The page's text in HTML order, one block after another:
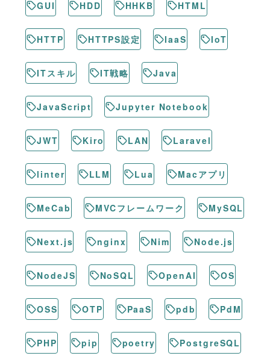
GUI HDD HHKB HTML
HTTP HTTPS設定 IaaS IoT
ITスキル IT戦略 Java
JavaScript Jupyter Notebook
JWT Kiro LAN Laravel
linter LLM Lua Macアプリ
MeCab MVCフレームワーク MySQL
Next.js nginx Nim Node.js
NodeJS NoSQL OpenAI OS
OSS OTP PaaS pdb PdM
PHP pip poetry PostgreSQL